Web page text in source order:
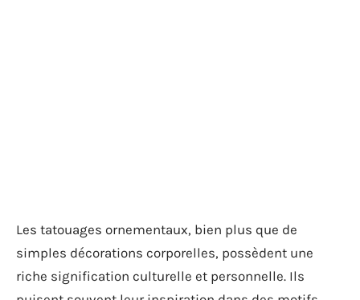
Les tatouages ornementaux, bien plus que de
simples décorations corporelles, possèdent une
riche signification culturelle et personnelle. Ils